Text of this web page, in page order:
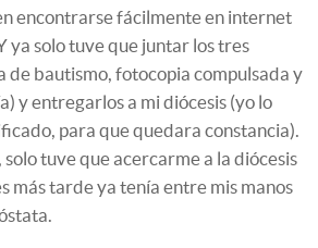
encontrarse fácilmente en internet
ya solo tuve que juntar los tres
de bautismo, fotocopia compulsada y
y entregarlos a mi diócesis (yo lo
para que quedara constancia).
solo tuve que acercarme a la diócesis
más tarde ya tenía entre mis manos